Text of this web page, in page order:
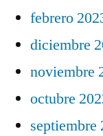
febrero
diciembre
noviembre
octubre
septiembre